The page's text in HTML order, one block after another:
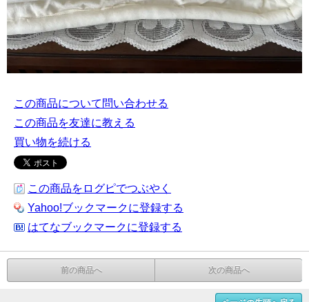
この商品について問い合わせる
この商品を友達に教える
買い物を続ける
この商品をログピでつぶやく
Yahoo!ブックマークに登録する
はてなブックマークに登録する
前の商品へ 次の商品へ